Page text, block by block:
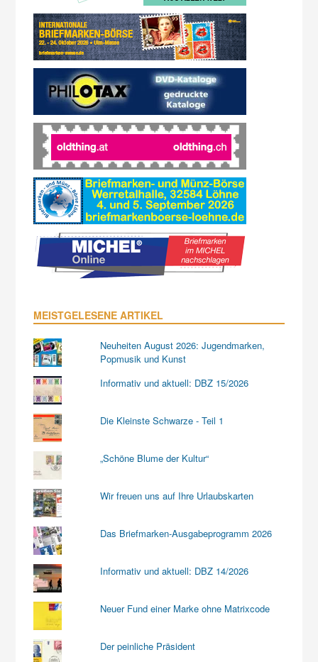
MEISTGELESENE ARTIKEL
Neuheiten August 2026: Jugendmarken,
Popmusik und Kunst
Informativ und aktuell: DBZ 15/2026
Die Kleinste Schwarze - Teil 1
„Schöne Blume der Kultur“
Wir freuen uns auf Ihre Urlaubskarten
Das Briefmarken-Ausgabeprogramm 2026
Informativ und aktuell: DBZ 14/2026
Neuer Fund einer Marke ohne Matrixcode
Der peinliche Präsident